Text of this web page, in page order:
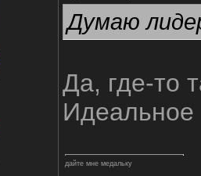
Думаю
Да, где-то
дайте мне медальку